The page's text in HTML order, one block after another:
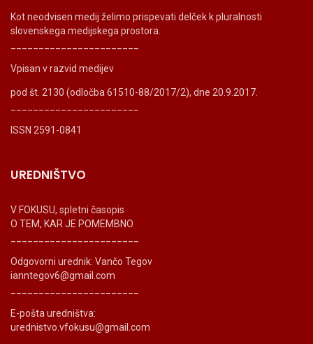
Kot neodvisen medij želimo prispevati delček k pluralnosti
slovenskega medijskega prostora.
Vpisan v razvid medijev
pod št. 2130 (odločba 61510-88/2017/2), dne 20.9.2017.
ISSN 2591-0841
UREDNIŠTVO
V FOKUSU, spletni časopis
O TEM, KAR JE POMEMBNO
Odgovorni urednik: Vančo Tegov
ianntegov6@gmail.com
E-pošta uredništva:
urednistvo.vfokusu@gmail.com